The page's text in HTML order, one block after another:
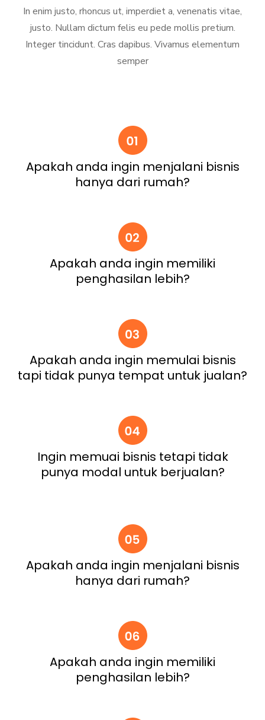
In enim justo, rhoncus ut, imperdiet a, venenatis vitae,
justo. Nullam dictum felis eu pede mollis pretium.
Integer tincidunt. Cras dapibus. Vivamus elementum
semper
Apakah anda ingin menjalani bisnis
hanya dari rumah?
Apakah anda ingin memiliki
penghasilan lebih?
Apakah anda ingin memulai bisnis
tapi tidak punya tempat untuk jualan?
Ingin memuai bisnis tetapi tidak
punya modal untuk berjualan?
Apakah anda ingin menjalani bisnis
hanya dari rumah?
Apakah anda ingin memiliki
penghasilan lebih?